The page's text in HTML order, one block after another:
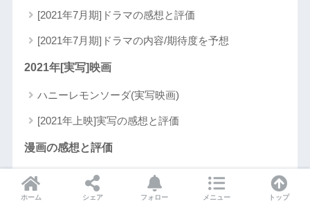
[2021年7月期]ドラマの感想と評価
[2021年7月期]ドラマの内容/期待度を予想
2021年[実写]映画
ハニーレモンソーダ(実写映画)
[2021年上映]実写の感想と評価
漫画の感想と評価
[マンガBANG!]連載作品の感想と評価
[マンガMee]連載作品の感想と評価
ホーム シェア フォロー メニュー トップ